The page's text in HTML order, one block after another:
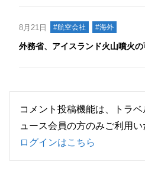
8月21日 #航空会社 #海外
外務省、アイスランド火山噴火
コメント投稿機能は、トラ
ュース会員の方のみご利用い
ログインはこちら